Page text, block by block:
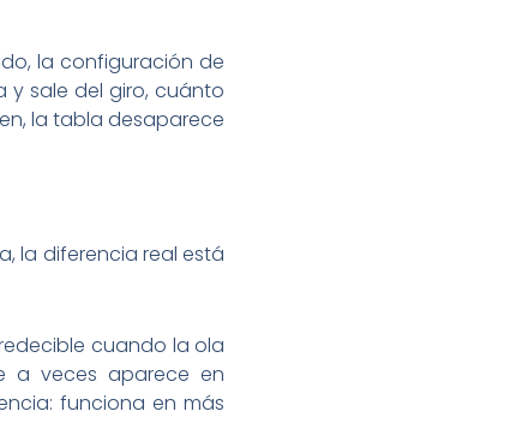
la configuración de
y sale del giro, cuánto
la tabla desaparece
la diferencia real está
cuando la ola
a veces aparece en
funciona en más